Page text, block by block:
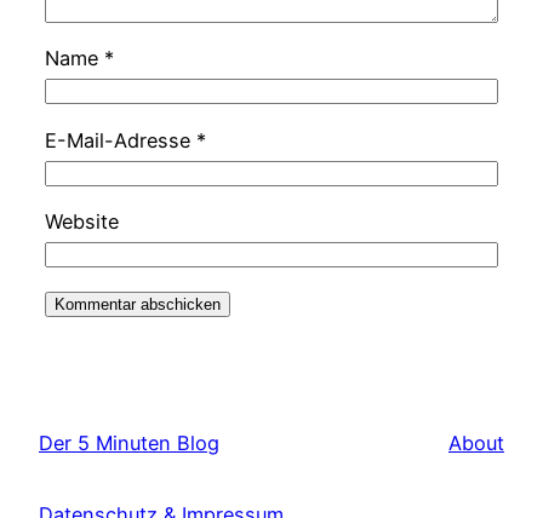
Name *
E-Mail-Adresse *
Website
Der 5 Minuten Blog About